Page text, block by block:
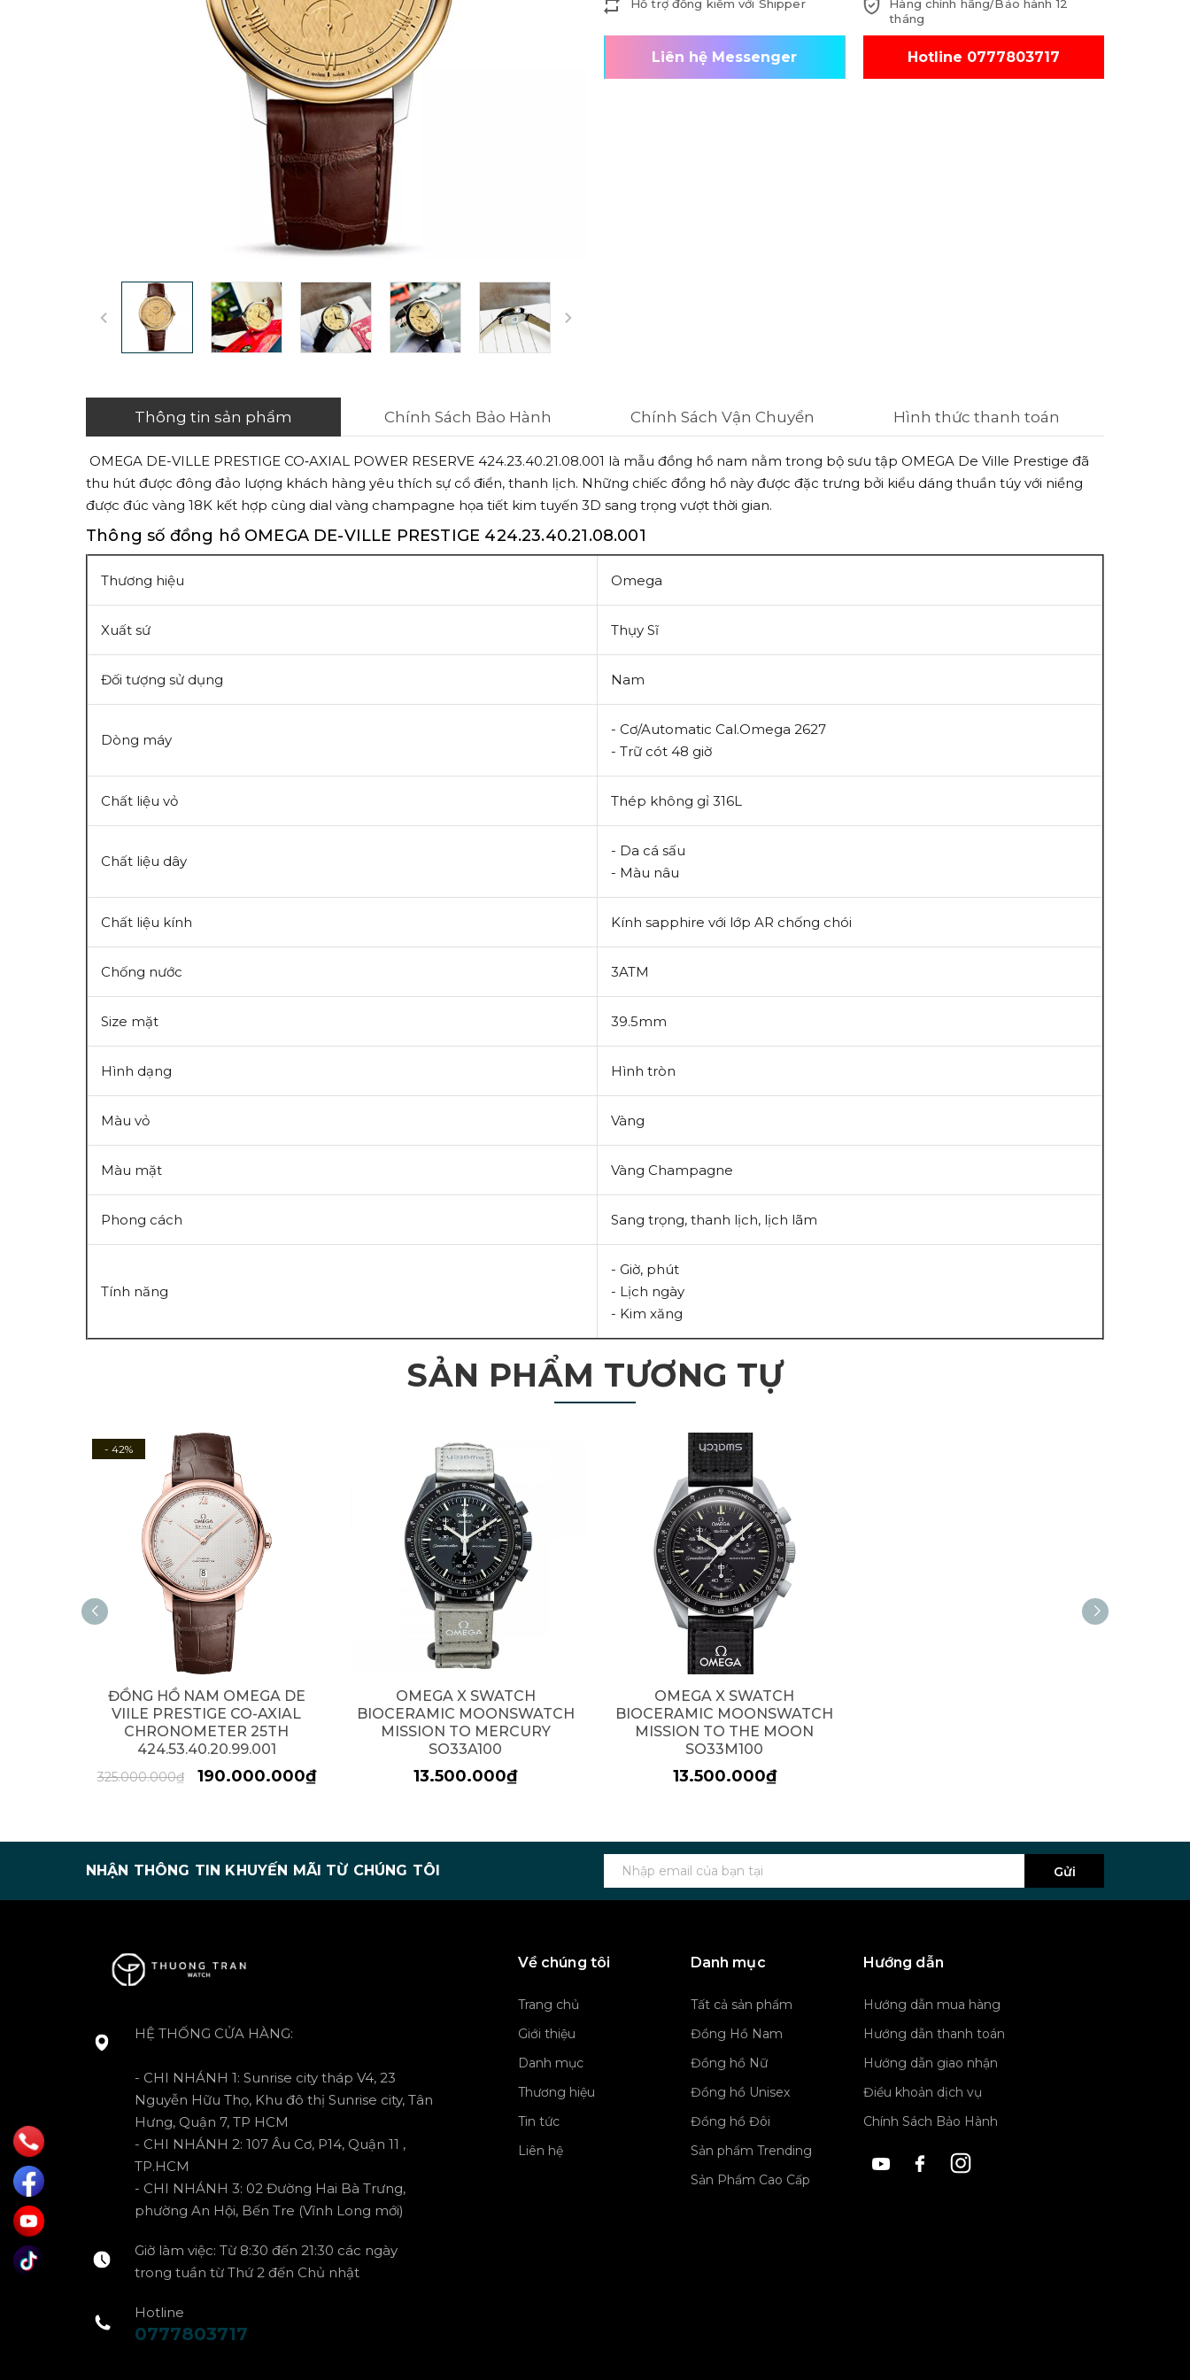
Hỗ trợ đồng kiểm với Shipper
Hàng chính hãng/Bảo hành 12
tháng
Liên hệ Messenger Hotline 0777803717
Thông tin sản phẩm Chính Sách Bảo Hành Chính Sách Vận Chuyển Hình thức thanh toán
OMEGA DE-VILLE PRESTIGE CO‑AXIAL POWER RESERVE 424.23.40.21.08.001 là mẫu đồng hồ nam nằm trong bộ sưu tập OMEGA De Ville Prestige đã
thu hút được đông đảo lượng khách hàng yêu thích sự cổ điển, thanh lịch. Những chiếc đồng hồ này được đặc trưng bởi kiểu dáng thuần túy với niềng
được đúc vàng 18K kết hợp cùng dial vàng champagne họa tiết kim tuyến 3D sang trọng vượt thời gian.
Thông số đồng hồ OMEGA DE-VILLE PRESTIGE 424.23.40.21.08.001
Thương hiệu Omega
Xuất sứ Thụy Sĩ
Đối tượng sử dụng Nam
Dòng máy
- Cơ/Automatic Cal.Omega 2627
- Trữ cót 48 giờ
Chất liệu vỏ Thép không gỉ 316L
Chất liệu dây
- Da cá sấu
- Màu nâu
Chất liệu kính Kính sapphire với lớp AR chống chói
Chống nước 3ATM
Size mặt 39.5mm
Hình dạng Hình tròn
Màu vỏ Vàng
Màu mặt Vàng Champagne
Phong cách Sang trọng, thanh lịch, lịch lãm
Tính năng
- Giờ, phút
- Lịch ngày
- Kim xăng
SẢN PHẨM TƯƠNG TỰ
- 42%
ĐỒNG HỒ NAM OMEGA DE
VIILE PRESTIGE CO-AXIAL
CHRONOMETER 25TH
424.53.40.20.99.001
325.000.000₫ 190.000.000₫
OMEGA X SWATCH
BIOCERAMIC MOONSWATCH
MISSION TO MERCURY
SO33A100
13.500.000₫
OMEGA X SWATCH
BIOCERAMIC MOONSWATCH
MISSION TO THE MOON
SO33M100
13.500.000₫
NHẬN THÔNG TIN KHUYẾN MÃI TỪ CHÚNG TÔI Gửi
HỆ THỐNG CỬA HÀNG:
- CHI NHÁNH 1: Sunrise city tháp V4, 23
Nguyễn Hữu Thọ, Khu đô thị Sunrise city, Tân
Hưng, Quận 7, TP HCM
- CHI NHÁNH 2: 107 Âu Cơ, P14, Quận 11 ,
TP.HCM
- CHI NHÁNH 3: 02 Đường Hai Bà Trưng,
phường An Hội, Bến Tre (Vĩnh Long mới)
Giờ làm việc: Từ 8:30 đến 21:30 các ngày
trong tuần từ Thứ 2 đến Chủ nhật
Hotline
0777803717
Về chúng tôi
Trang chủ
Giới thiệu
Danh mục
Thương hiệu
Tin tức
Liên hệ
Danh mục
Tất cả sản phẩm
Đồng Hồ Nam
Đồng hồ Nữ
Đồng hồ Unisex
Đồng hồ Đôi
Sản phẩm Trending
Sản Phẩm Cao Cấp
Hướng dẫn
Hướng dẫn mua hàng
Hướng dẫn thanh toán
Hướng dẫn giao nhận
Điều khoản dịch vụ
Chính Sách Bảo Hành